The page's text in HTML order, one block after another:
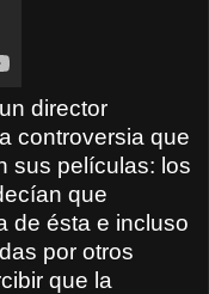
director
controversia que
sus películas: los
que
de ésta e incluso
por otros
que la